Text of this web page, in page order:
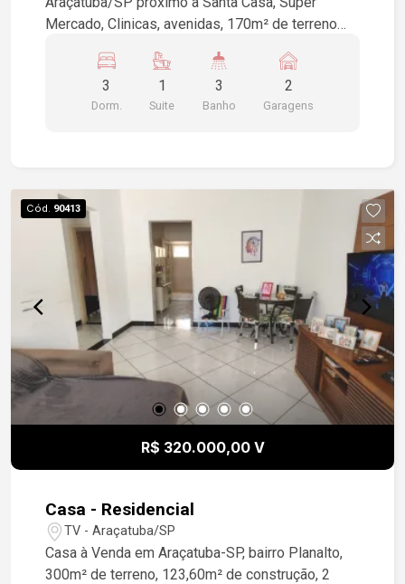
Mercado, Clinicas, avenidas, 170m² de terreno
sendo 1 suíte, sala para 3 ambientes cozinha,
piso cerâmica, garagem para 2 veículos.
Excelente para clinica.
3
Dorm.
1
Suite
3
Banho
2
Garagens
Cód. 90413
R$ 320.000,00 V
Casa - Residencial
TV - Araçatuba/SP
Casa à Venda em Araçatuba-SP, bairro Planalto,
300m² de terreno, 123,60m² de construção, 2